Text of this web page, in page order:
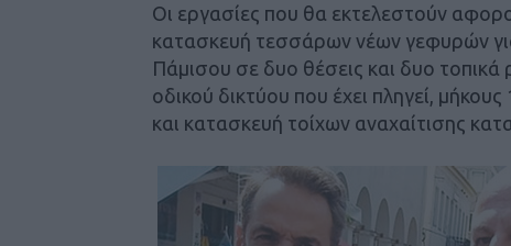
Οι εργασίες που θα εκτελεστούν
κατασκευή τεσσάρων νέων γεφυρών
Πάμισου σε δυο θέσεις και δυο
οδικού δικτύου που έχει πληγεί,
και κατασκευή τοίχων αναχαίτισης